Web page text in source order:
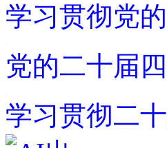
学习贯彻党
党的二十届
学习贯彻二